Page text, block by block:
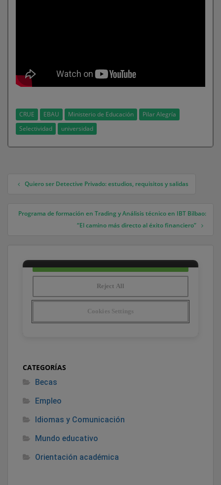
CRUE EBAU Ministerio de Educación
Pilar Alegría
Selectividad
universidad
Navegación de entradas
Quiero ser Detective Privado: estudios, requisitos y salidas
Programa de formación en Trading y Análisis técnico en IBT Bilbao:
“El camino más directo al éxito financiero”
CATEGORÍAS
Becas
Empleo
Idiomas y Comunicación
Mundo educativo
Orientación académica